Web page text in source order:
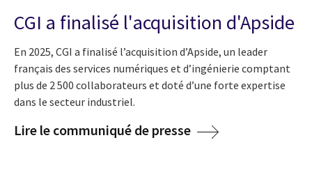
CGI a finalisé l'acquisition d'Apside
En 2025, CGI a finalisé l’acquisition d’Apside, un leader
français des services numériques et d’ingénierie comptant
plus de 2 500 collaborateurs et doté d’une forte expertise
dans le secteur industriel.
Lire le communiqué de presse